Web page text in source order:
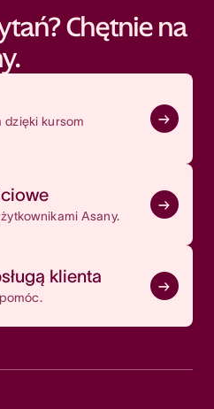
Chętnie na
dzięki kursom
Asany.
klienta